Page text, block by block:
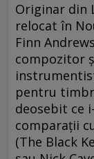
Originar din
relocat în
Finn
compozitor
pentru
deosebit ce
comparații
(The Black